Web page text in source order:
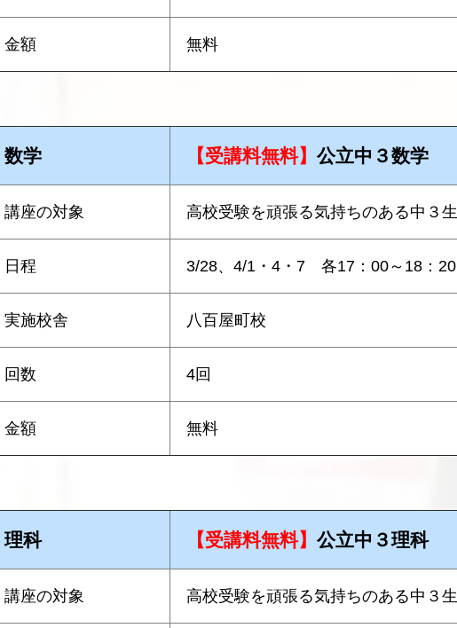
金額 無料
数学 【受講料無料】 公立中３数学
講座の対象 高校受験を頑張る気持ちのある中３生
日程 3/28、4/1・4・7 各17：00～18：20
実施校舎 八百屋町校
回数 4回
金額 無料
理科 【受講料無料】 公立中３理科
講座の対象 高校受験を頑張る気持ちのある中３生